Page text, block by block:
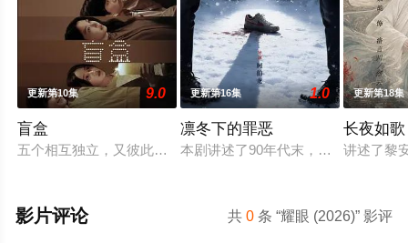
更新第10集 9.0
盲盒
五个相互独立，又彼此呼应的故事——用一场精心策划的“夏令营
更新第16集 1.0
凛冬下的罪恶
本剧讲述了90年代末，怒河市刑侦支
更新第18集
长夜如歌
讲述了黎
共0 条 “耀眼 (2026)” 影评
影片评论